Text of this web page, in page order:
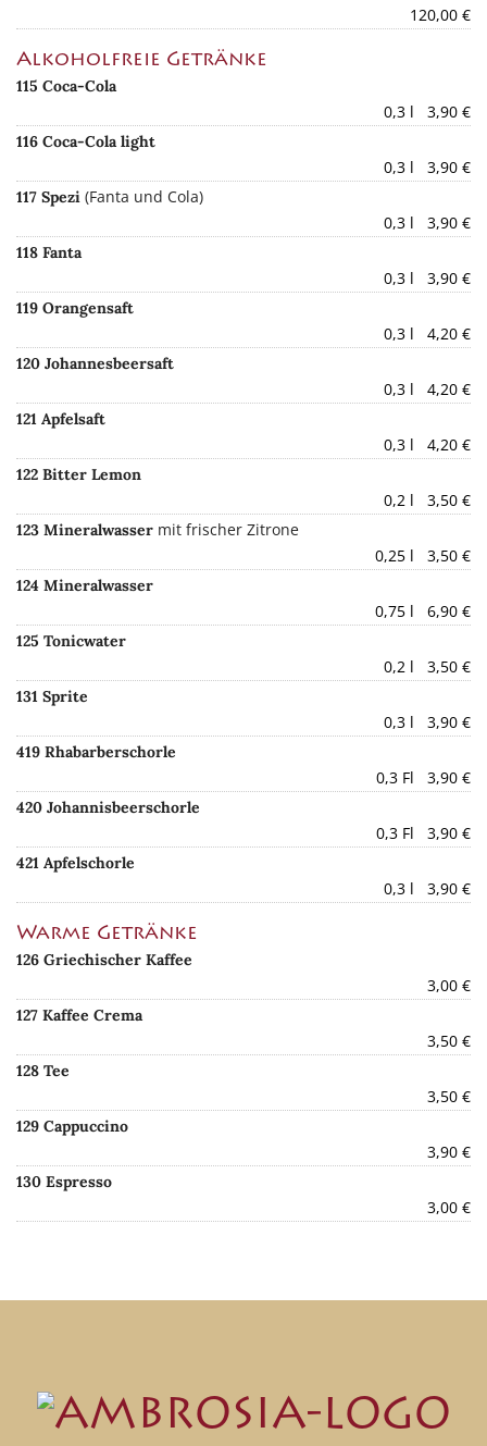
120,00 €
Alkoholfreie Getränke
115 Coca-Cola
0,3 l 3,90 €
116 Coca-Cola light
0,3 l 3,90 €
117 Spezi (Fanta und Cola)
0,3 l 3,90 €
118 Fanta
0,3 l 3,90 €
119 Orangensaft
0,3 l 4,20 €
120 Johannesbeersaft
0,3 l 4,20 €
121 Apfelsaft
0,3 l 4,20 €
122 Bitter Lemon
0,2 l 3,50 €
123 Mineralwasser mit frischer Zitrone
0,25 l 3,50 €
124 Mineralwasser
0,75 l 6,90 €
125 Tonicwater
0,2 l 3,50 €
131 Sprite
0,3 l 3,90 €
419 Rhabarberschorle
0,3 Fl 3,90 €
420 Johannisbeerschorle
0,3 Fl 3,90 €
421 Apfelschorle
0,3 l 3,90 €
Warme Getränke
126 Griechischer Kaffee
3,00 €
127 Kaffee Crema
3,50 €
128 Tee
3,50 €
129 Cappuccino
3,90 €
130 Espresso
3,00 €